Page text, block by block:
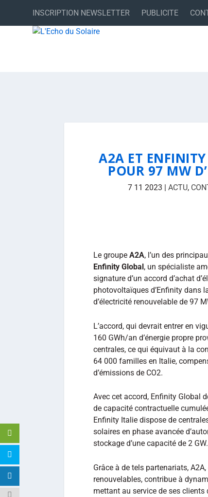
INSCRIPTION NEWSLETTER PUBLICITE
A2A ET
POUR 97 MW
7 11 2023 | ACTU,
Le groupe A2A, l’un des
Enfinity Global, un spécialiste
signature d’un accord d’achat
photovoltaïques d’Enfinity dans
d’électricité renouvelable de 97
L’accord, qui devrait entrer en
160 GWh/an d’énergie propre
centrales, ce qui équivaut à la
64 000 familles en Italie,
d’émissions de CO2.
Avec cet accord, Enfinity Global
de capacité contractuelle
Enfinity Italie dispose de
solaires en phase avancée
stockage d’une capacité de 2 GW.
Grâce à de tels partenariats,
renouvelables, contribue à
mettant au service de ses